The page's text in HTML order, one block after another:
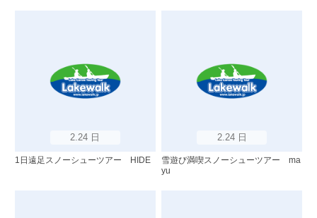
2.24 日
1日遠足スノーシューツアー HIDE
2.24 日
雪遊び満喫スノーシューツアー ma
yu